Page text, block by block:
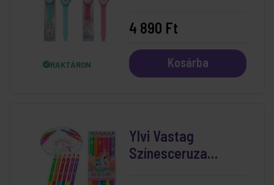
RAKTÁRON
4 890 Ft
Kosárba
Ylvi Vastag
Színesceruza